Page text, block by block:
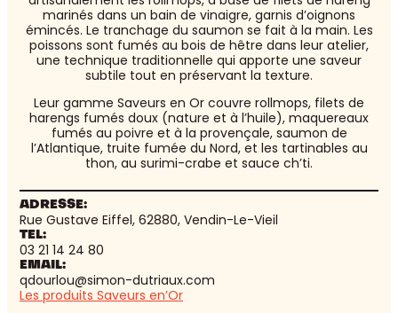
marinés dans un bain de vinaigre, garnis d’oignons
émincés. Le tranchage du saumon se fait à la main. Les
poissons sont fumés au bois de hêtre dans leur atelier,
une technique traditionnelle qui apporte une saveur
subtile tout en préservant la texture.
Leur gamme Saveurs en Or couvre rollmops, filets de
harengs fumés doux (nature et à l’huile), maquereaux
fumés au poivre et à la provençale, saumon de
l’Atlantique, truite fumée du Nord, et les tartinables au
thon, au surimi-crabe et sauce ch’ti.
ADRESSE:
Rue Gustave Eiffel, 62880, Vendin-Le-Vieil
TEL:
03 21 14 24 80
EMAIL:
qdourlou@simon-dutriaux.com
Les produits Saveurs en’Or